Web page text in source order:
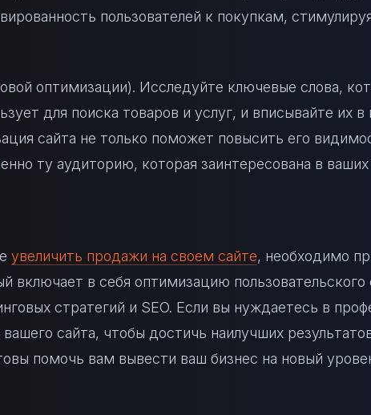
пользователей к покупкам,
оптимизации). Исследуйте ключевые слова,
для поиска товаров и услуг, и вписывайте их в
сайта не только поможет повысить его
ту аудиторию, которая заинтересована в
увеличить продажи на своем сайте, необходимо
включает в себя оптимизацию пользовательского
стратегий и SEO. Если вы нуждаетесь в
сайта, чтобы достичь наилучших
помочь вам вывести ваш бизнес на новый